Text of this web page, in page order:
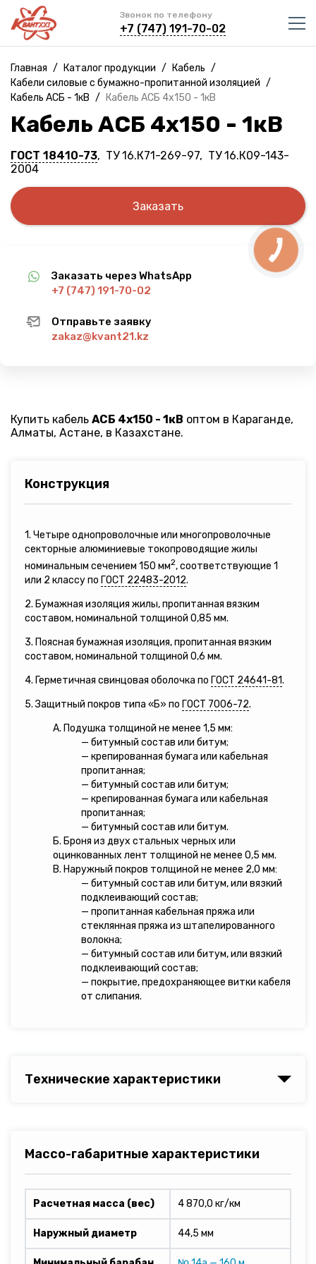
Звонок по телефону
+7 (747) 191-70-02
Главная / Каталог продукции / Кабель /
Кабели силовые с бумажно-пропитанной изоляцией /
Кабель АСБ - 1кВ / Кабель АСБ 4х150 - 1кВ
Кабель АСБ 4х150 - 1кВ
ГОСТ 18410-73, ТУ 16.К71-269-97, ТУ 16.К09-143-
2004
Заказать
Заказать через WhatsApp
+7 (747) 191-70-02
Отправьте заявку
zakaz@kvant21.kz
Купить кабель АСБ 4х150 - 1кВ оптом в Караганде,
Алматы, Астане, в Казахстане.
Конструкция
1. Четыре однопроволочные или многопроволочные
секторные алюминиевые токопроводящие жилы
номинальным сечением 150 мм2, соответствующие 1
или 2 классу по ГОСТ 22483-2012.
2. Бумажная изоляция жилы, пропитанная вязким
составом, номинальной толщиной 0,85 мм.
3. Поясная бумажная изоляция, пропитанная вязким
составом, номинальной толщиной 0,6 мм.
4. Герметичная свинцовая оболочка по ГОСТ 24641-81.
5. Защитный покров типа «Б» по ГОСТ 7006-72.
А. Подушка толщиной не менее 1,5 мм:
— битумный состав или битум;
— крепированная бумага или кабельная
пропитанная;
— битумный состав или битум;
— крепированная бумага или кабельная
пропитанная;
— битумный состав или битум.
Б. Броня из двух стальных черных или
оцинкованных лент толщиной не менее 0,5 мм.
В. Наружный покров толщиной не менее 2,0 мм:
— битумный состав или битум, или вязкий
подклеивающий состав;
— пропитанная кабельная пряжа или
стеклянная пряжа из штапелированного
волокна;
— битумный состав или битум, или вязкий
подклеивающий состав;
— покрытие, предохраняющее витки кабеля
от слипания.
Технические характеристики
Массо-габаритные характеристики
Расчетная масса (вес) 4 870,0 кг/км
Наружный диаметр 44,5 мм